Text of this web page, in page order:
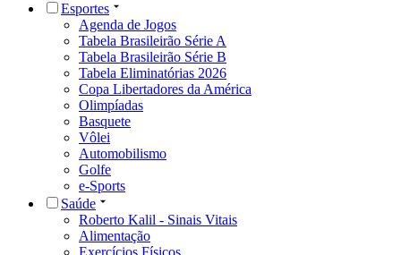
Esportes
Agenda de Jogos
Tabela Brasileirão Série A
Tabela Brasileirão Série B
Tabela Eliminatórias 2026
Copa Libertadores da América
Olimpíadas
Basquete
Vôlei
Automobilismo
Golfe
e-Sports
Saúde
Roberto Kalil - Sinais Vitais
Alimentação